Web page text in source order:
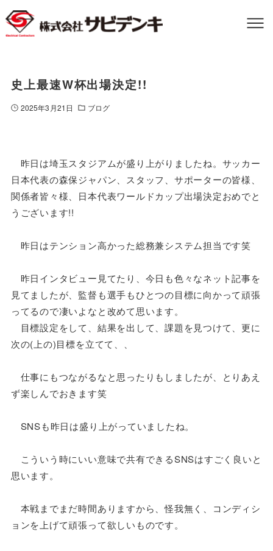
史上最速W杯出場決定!!
2025年3月21日 ブログ
昨日は埼玉スタジアムが盛り上がりましたね。サッカー
日本代表の森保ジャパン、スタッフ、サポーターの皆様、
関係者皆々様、日本代表ワールドカップ出場決定おめでと
うございます!!
昨日はテンション高かった総務兼システム担当です笑
昨日インタビュー見てたり、今日も色々なネット記事を
見てましたが、監督も選手もひとつの目標に向かって頑張
ってるので凄いよなと改めて思います。
目標設定をして、結果を出して、課題を見つけて、更に
次の(上の)目標を立てて、、
仕事にもつながるなと思ったりもしましたが、とりあえ
ず楽しんでおきます笑
SNSも昨日は盛り上がっていましたね。
こういう時にいい意味で共有できるSNSはすごく良いと
思います。
本戦までまだ時間ありますから、怪我無く、コンディシ
ョンを上げて頑張って欲しいものです。